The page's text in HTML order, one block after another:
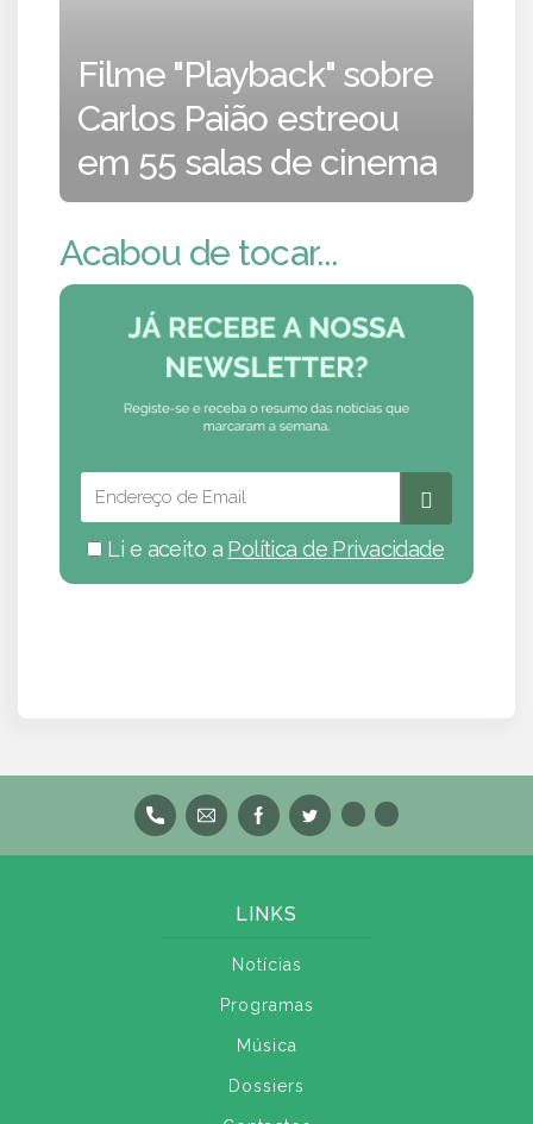
Filme "Playback" sobre
Carlos Paião estreou
em 55 salas de cinema
Acabou de tocar...
Li e aceito a Política de Privacidade
LINKS
Notícias
Programas
Música
Dossiers